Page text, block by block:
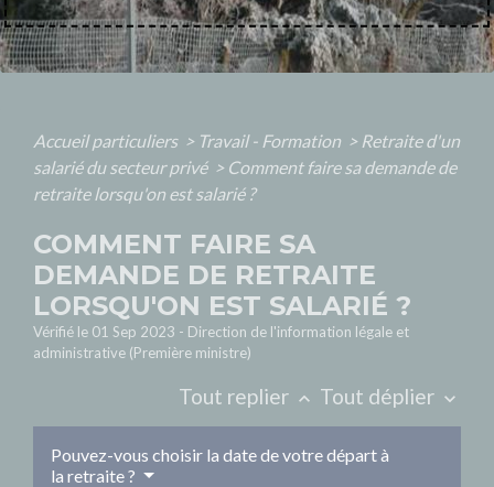
Accueil particuliers > Travail - Formation > Retraite d'un
salarié du secteur privé > Comment faire sa demande de
retraite lorsqu'on est salarié ?
COMMENT FAIRE SA
DEMANDE DE RETRAITE
LORSQU'ON EST SALARIÉ ?
Vérifié le 01 Sep 2023 - Direction de l'information légale et
administrative (Première ministre)
Tout replier keyboard_arrow_up Tout déplier keyboard_arrow_down
Pouvez-vous choisir la date de votre départ à
la retraite ?